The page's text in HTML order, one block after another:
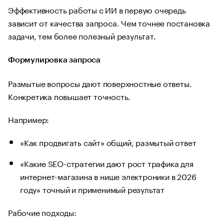
Эффективность работы с ИИ в первую очередь
зависит от качества запроса. Чем точнее постановка
задачи, тем более полезный результат.
Формулировка запроса
Размытые вопросы дают поверхностные ответы.
Конкретика повышает точность.
Например:
«Как продвигать сайт» общий, размытый ответ
«Какие SEO-стратегии дают рост трафика для
интернет-магазина в нише электроники в 2026
году» точный и применимый результат
Рабочие подходы: